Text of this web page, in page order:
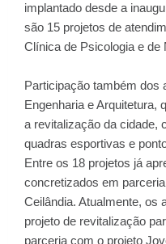
implantado desde a
são 15 projetos de
Clínica de Psicologia e de
Participação também dos
Engenharia e Arquitetura,
a revitalização da cidade,
quadras esportivas e
Entre os 18 projetos já
concretizados em
Ceilândia. Atualmente, os
projeto de revitalização
parceria com o projeto